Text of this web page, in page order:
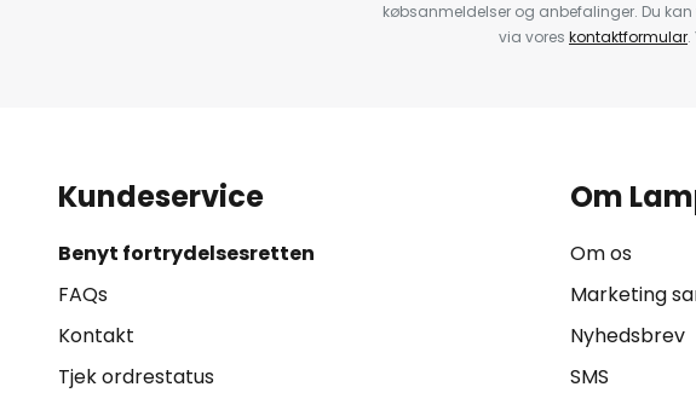
købsanmeldelser og anbefalinger. Du
via vores kontaktformular
Kundeservice
Benyt fortrydelsesretten
FAQs
Kontakt
Tjek ordrestatus
Om
Om os
Marketing
Nyhedsbrev
SMS